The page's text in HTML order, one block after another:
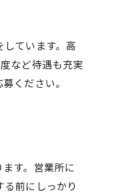
ています。高
など待遇も充実
ください。
す。営業所に
前にしっかり